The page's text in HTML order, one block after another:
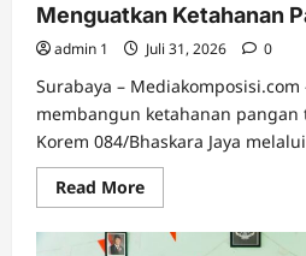
Menguatkan Ketahanan
admin 1 Juli 31, 2026 0
Surabaya – Mediakomposisi.com
membangun ketahanan
Korem 084/Bhaskara Jaya
Read MoreRead
more
Hijaukan